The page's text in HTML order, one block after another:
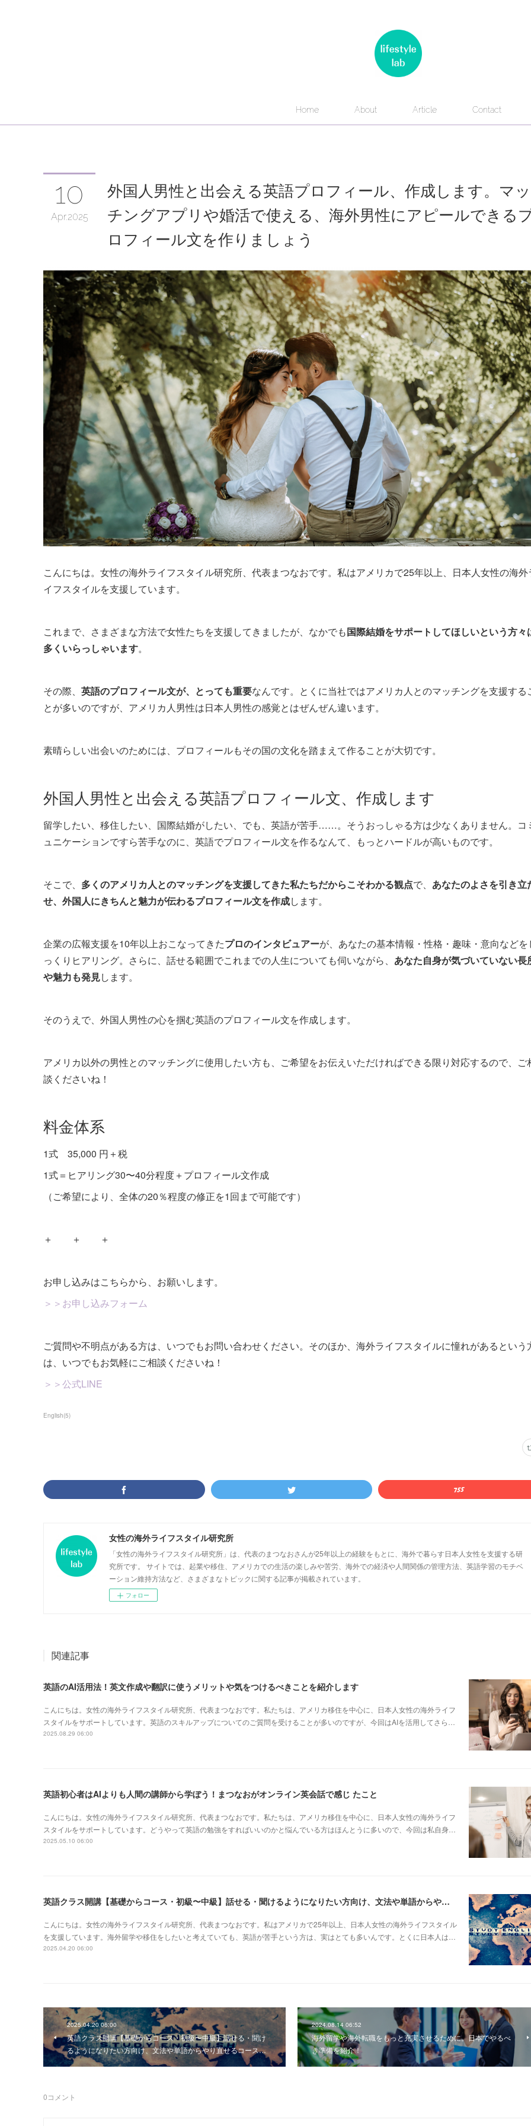
Home About Article Contact
10
Apr 2025
外国人男性と出会える英語プロフィール、作成します。マッ
チングアプリや婚活で使える、海外男性にアピールできる
ロフィール文を作りましょう
こんにちは。女性の海外ライフスタイル研究所、代表まつなおです。私はアメリカで25年以上、日本人女性の海外
イフスタイルを支援しています。
これまで、さまざまな方法で女性たちを支援してきましたが、なかでも国際結婚をサポートしてほしいという方々
多くいらっしゃいます。
その際、 英語のプロフィール文が、とっても重要なんです。とくに当社ではアメリカ人とのマッチングを支援する
とが多いのですが、アメリカ人男性は日本人男性の感覚とはぜんぜん違います。
素晴らしい出会いのためには、プロフィールもその国の文化を踏まえて作ることが大切です。
外国人男性と出会える英語プロフィール文、作成します
留学したい、移住したい、国際結婚がしたい、でも、英語が苦手……。そうおっしゃる方は少なくありません。コ
ュニケーションですら苦手なのに、英語でプロフィール文を作るなんて、もっとハードルが高いものです。
そこで、 多くのアメリカ人とのマッチングを支援してきた私たちだからこそわかる観点で、 あなたのよさを引き立
せ、外国人にきちんと魅力が伝わるプロフィール文を作成します。
企業の広報支援を10年以上おこなってきたプロのインタビュアーが、あなたの基本情報・性格・趣味・意向などを
っくりヒアリング。さらに、話せる範囲でこれまでの人生についても伺いながら、 あなた自身が気づいていない長
や魅力も発見します。
そのうえで、外国人男性の心を掴む英語のプロフィール文を作成します。
アメリカ以外の男性とのマッチングに使用したい方も、ご希望をお伝えいただければできる限り対応するので、ご
談くださいね！
料金体系
1式 35,000 円＋税
1式＝ヒアリング30〜40分程度＋プロフィール文作成
（ご希望により、全体の20％程度の修正を1回まで可能です）
＋ ＋ ＋
お申し込みはこちらから、お願いします。
＞＞お申し込みフォーム
ご質問や不明点がある方は、いつでもお問い合わせください。そのほか、海外ライフスタイルに憧れがあるという
は、いつでもお気軽にご相談くださいね！
＞＞公式LINE
English(5)
女性の海外ライフスタイル研究所
「女性の海外ライフスタイル研究所」は、代表のまつなおさんが25年以上の経験をもとに、海外で暮らす日本人女性を支援する研
究所です。 サイトでは、起業や移住、アメリカでの生活の楽しみや苦労、海外での経済や人間関係の管理方法、英語学習のモチベ
ーション維持方法など、さまざまなトピックに関する記事が掲載されています。
フォロー
関連記事
英語のAI活用法！英文作成や翻訳に使うメリットや気をつけるべきことを紹介します
こんにちは。女性の海外ライフスタイル研究所、代表まつなおです。私たちは、アメリカ移住を中心に、日本人女性の海外ライフ
スタイルをサポートしています。英語のスキルアップについてのご質問を受けることが多いのですが、今回はAIを活用してさら…
2025.08.29 06:00
英語初心者はAIよりも人間の講師から学ぼう！まつなおがオンライン英会話で感じ たこと
こんにちは。女性の海外ライフスタイル研究所、代表まつなおです。私たちは、アメリカ移住を中心に、日本人女性の海外ライフ
スタイルをサポートしています。どうやって英語の勉強をすればいいのかと悩んでいる方はほんとうに多いので、今回は私自身…
2025.05.10 06:00
英語クラス開講【基礎からコース・初級〜中級】話せる・聞けるようになりたい方向け、文法や単語からやり直せるコースです！
こんにちは。女性の海外ライフスタイル研究所、代表まつなおです。私はアメリカで25年以上、日本人女性の海外ライフスタイル
を支援しています。海外留学や移住をしたいと考えていても、英語が苦手という方は、実はとても多いんです。とくに日本人は…
2025.04.20 06:00
2025.04.20 06:00
英語クラス開講【基礎からコース・初級〜中級】話せる・聞け
るようになりたい方向け、文法や単語からやり直せるコース…
2024.08.14 06:52
海外留学や海外転職をもっと充実させるために。日本でやるべ
き準備を紹介！
0コメント